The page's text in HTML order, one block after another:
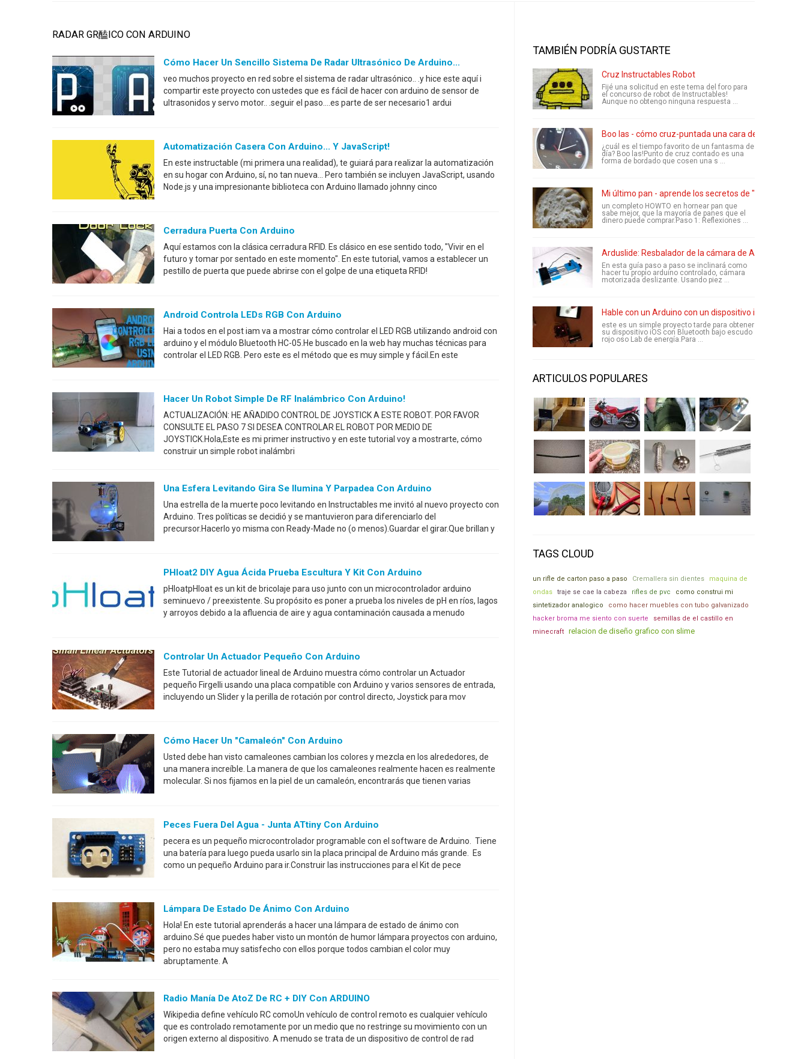
RADAR GR醘ICO CON ARDUINO
Cómo Hacer Un Sencillo Sistema De Radar Ultrasónico De Arduino...
veo muchos proyecto en red sobre el sistema de radar ultrasónico.. .y hice este aquí i
compartir este proyecto con ustedes que es fácil de hacer con arduino de sensor de
ultrasonidos y servo motor.. .seguir el paso....es parte de ser necesario1 ardui
Automatización Casera Con Arduino... Y JavaScript!
En este instructable (mi primera una realidad), te guiará para realizar la automatización
en su hogar con Arduino, sí, no tan nueva... Pero también se incluyen JavaScript, usando
Node.js y una impresionante biblioteca con Arduino llamado johnny cinco
Cerradura Puerta Con Arduino
Aquí estamos con la clásica cerradura RFID. Es clásico en ese sentido todo, "Vivir en el
futuro y tomar por sentado en este momento". En este tutorial, vamos a establecer un
pestillo de puerta que puede abrirse con el golpe de una etiqueta RFID!
Android Controla LEDs RGB Con Arduino
Hai a todos en el post iam va a mostrar cómo controlar el LED RGB utilizando android con
arduino y el módulo Bluetooth HC-05.He buscado en la web hay muchas técnicas para
controlar el LED RGB. Pero este es el método que es muy simple y fácil.En este
Hacer Un Robot Simple De RF Inalámbrico Con Arduino!
ACTUALIZACIÓN: HE AÑADIDO CONTROL DE JOYSTICK A ESTE ROBOT. POR FAVOR
CONSULTE EL PASO 7 SI DESEA CONTROLAR EL ROBOT POR MEDIO DE
JOYSTICK.Hola,Este es mi primer instructivo y en este tutorial voy a mostrarte, cómo
construir un simple robot inalámbri
Una Esfera Levitando Gira Se Ilumina Y Parpadea Con Arduino
Una estrella de la muerte poco levitando en Instructables me invitó al nuevo proyecto con
Arduino. Tres políticas se decidió y se mantuvieron para diferenciarlo del
precursor.Hacerlo yo misma con Ready-Made no (o menos).Guardar el girar.Que brillan y
PHloat2 DIY Agua Ácida Prueba Escultura Y Kit Con Arduino
pHloatpHloat es un kit de bricolaje para uso junto con un microcontrolador arduino
seminuevo / preexistente. Su propósito es poner a prueba los niveles de pH en ríos, lagos
y arroyos debido a la afluencia de aire y agua contaminación causada a menudo
Controlar Un Actuador Pequeño Con Arduino
Este Tutorial de actuador lineal de Arduino muestra cómo controlar un Actuador
pequeño Firgelli usando una placa compatible con Arduino y varios sensores de entrada,
incluyendo un Slider y la perilla de rotación por control directo, Joystick para mov
Cómo Hacer Un "Camaleón" Con Arduino
Usted debe han visto camaleones cambian los colores y mezcla en los alrededores, de
una manera increíble. La manera de que los camaleones realmente hacen es realmente
molecular. Si nos fijamos en la piel de un camaleón, encontrarás que tienen varias
Peces Fuera Del Agua - Junta ATtiny Con Arduino
pecera es un pequeño microcontrolador programable con el software de Arduino. Tiene
una batería para luego pueda usarlo sin la placa principal de Arduino más grande. Es
como un pequeño Arduino para ir.Construir las instrucciones para el Kit de pece
Lámpara De Estado De Ánimo Con Arduino
Hola! En este tutorial aprenderás a hacer una lámpara de estado de ánimo con
arduino.Sé que puedes haber visto un montón de humor lámpara proyectos con arduino,
pero no estaba muy satisfecho con ellos porque todos cambian el color muy
abruptamente. A
Radio Manía De AtoZ De RC + DIY Con ARDUINO
Wikipedia define vehículo RC comoUn vehículo de control remoto es cualquier vehículo
que es controlado remotamente por un medio que no restringe su movimiento con un
origen externo al dispositivo. A menudo se trata de un dispositivo de control de rad
TAMBIÉN PODRÍA GUSTARTE
Cruz Instructables Robot
Fijé una solicitud en este tema del foro para
el concurso de robot de Instructables!
Aunque no obtengo ninguna respuesta ...
Boo las - cómo cruz-puntada una cara de reloj
¿cuál es el tiempo favorito de un fantasma de
día? Boo las!Punto de cruz contado es una
forma de bordado que cosen una s ...
Mi último pan - aprende los secretos de "lenta cocción"
un completo HOWTO en hornear pan que
sabe mejor, que la mayoría de panes que el
dinero puede comprar.Paso 1: Reflexiones ...
Arduslide: Resbalador de la cámara de Arduino
En esta guía paso a paso se inclinará como
hacer tu propio arduino controlado, cámara
motorizada deslizante. Usando piez ...
Hable con un Arduino con un dispositivo iOS
este es un simple proyecto tarde para obtener
su dispositivo iOS con Bluetooth bajo escudo
rojo oso Lab de energía.Para ...
ARTICULOS POPULARES
TAGS CLOUD
un rifle de carton paso a paso Cremallera sin dientes
maquina de
ondas
traje se cae la cabeza rifles de pvc
como construi mi
sintetizador analogico
como hacer muebles con tubo galvanizado
hacker broma me siento con suerte
semillas de el castillo en
minecraft
relacion de diseño grafico con slime